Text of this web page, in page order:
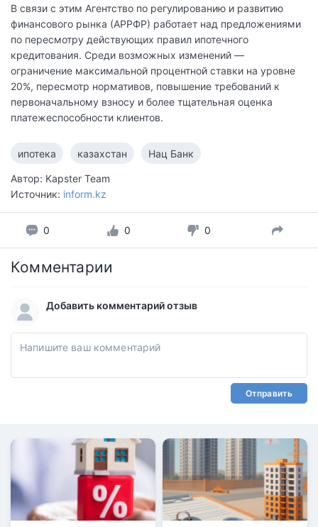
В связи с этим Агентство по регулированию и развитию
финансового рынка (АРРФР) работает над предложениями
по пересмотру действующих правил ипотечного
кредитования. Среди возможных изменений —
ограничение максимальной процентной ставки на уровне
20%, пересмотр нормативов, повышение требований к
первоначальному взносу и более тщательная оценка
платежеспособности клиентов.
ипотека казахстан Нац Банк
Автор: Kapster Team
Источник: inform.kz
0 0 0
Комментарии
Добавить комментарий отзыв
Отправить